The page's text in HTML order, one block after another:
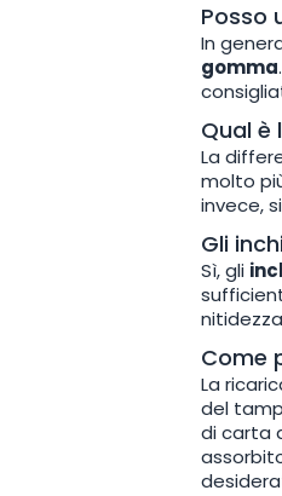
Posso
In
gomma
Qual
La
molto
invece,
Gli
Sì, gli
Come
La
del
di carta